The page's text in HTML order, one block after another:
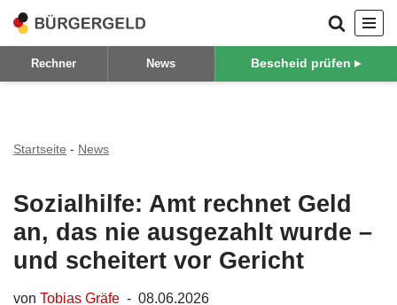
Zum
Inhalt
Rechner News Bescheid prüfen ▸
Startseite - News
Sozialhilfe: Amt rechnet Geld
an, das nie ausgezahlt wurde –
und scheitert vor Gericht
von Tobias Gräfe 08.06.2026